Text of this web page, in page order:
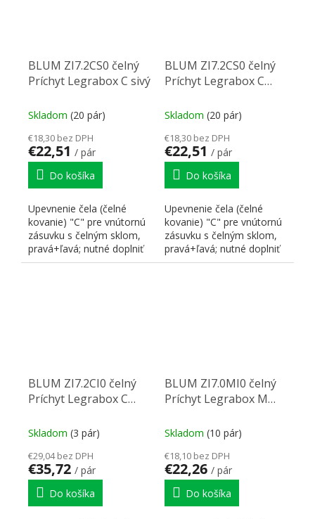
BLUM ZI7.2CS0 čelný
Príchyt Legrabox C sivý
Skladom (20 pár)
€18,30 bez DPH
€22,51 / pár
Do košíka
Upevnenie čela (čelné
kovanie) "C" pre vnútornú
zásuvku s čelným sklom,
pravá+ľavá; nutné doplniť
o čelný plech a sklo
BLUM ZI7.2CS0 čelný
Príchyt Legrabox C
Skladom (20 pár)
€18,30 bez DPH
€22,51 / pár
Do košíka
Upevnenie čela (čelné
kovanie) "C" pre vnútornú
zásuvku s čelným sklom,
pravá+ľavá; nutné doplniť
o čelný plech a sklo
BLUM ZI7.2CI0 čelný
Príchyt Legrabox C
Skladom (3 pár)
€29,04 bez DPH
€35,72 / pár
Do košíka
BLUM ZI7.0MI0 čelný
Príchyt Legrabox M
Skladom (10 pár)
€18,10 bez DPH
€22,26 / pár
Do košíka